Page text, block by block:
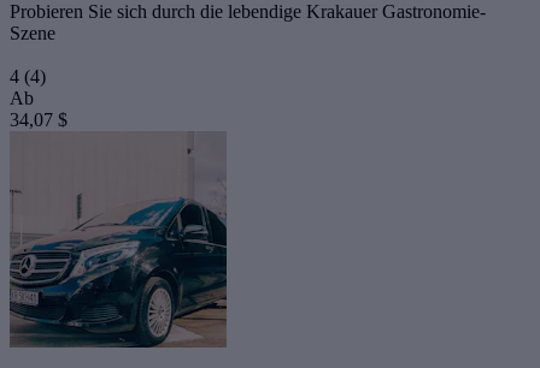
Probieren Sie sich durch die lebendige Krakauer Gastronomie-
Szene
4 (4)
Ab
34,07 $